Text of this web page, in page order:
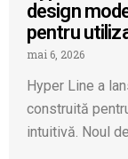
design
pentru
mai 6, 2026
Hyper Line a
construită
intuitivă. Noul